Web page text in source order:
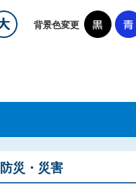
背景色変更
防災・災害